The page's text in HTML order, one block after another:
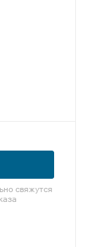
свяжутся